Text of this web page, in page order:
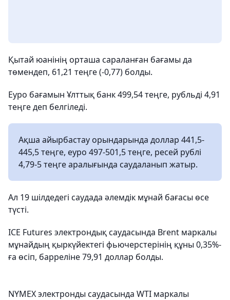
Қытай юанінің орташа сараланған бағамы да
төмендеп, 61,21 теңге (-0,77) болды.
Еуро бағамын Ұлттық банк 499,54 теңге, рубльді 4,91
теңге деп белгіледі.
Ақша айырбастау орындарында доллар 441,5-
445,5 теңге, еуро 497-501,5 теңге, ресей рублі
4,79-5 теңге аралығында саудаланып жатыр.
Ал 19 шілдедегі саудада әлемдік мұнай бағасы өсе
түсті.
ICE Futures электрондық саудасында Brent маркалы
мұнайдың қыркүйектегі фьючерстерінің құны 0,35%-
ға өсіп, барреліне 79,91 доллар болды.
NYMEX электронды саудасында WTI маркалы